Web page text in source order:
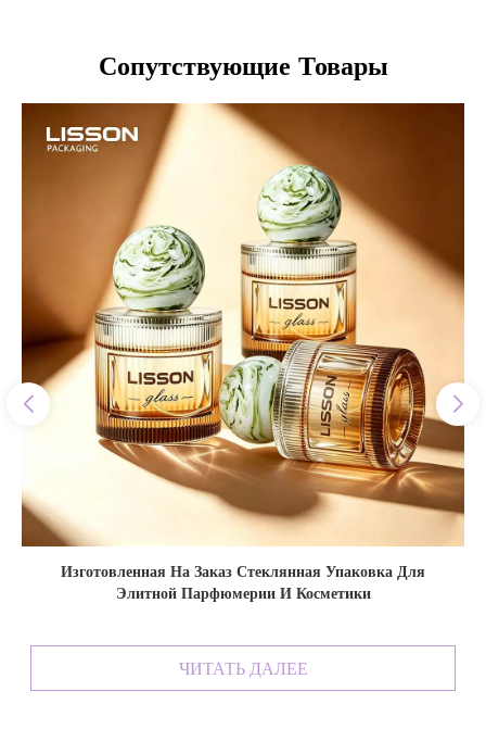
Сопутствующие Товары
На Заказ Стеклянная Упаковка Для
Элитной Парфюмерии И Косметики
ЧИТАТЬ ДАЛЕЕ
80 Мл